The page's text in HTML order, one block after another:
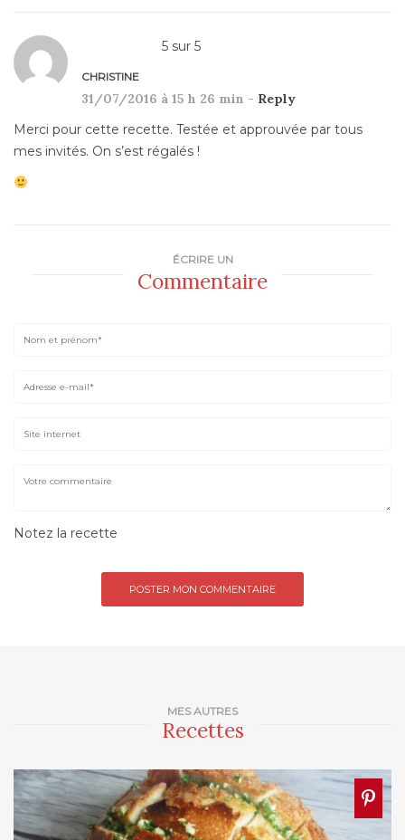
MES AUTRES
Recettes
5 sur 5
CHRISTINE
31/07/2016 à 15 h 26 min - Reply
Merci pour cette recette. Testée et approuvée par tous
mes invités. On s’est régalés !
ÉCRIRE UN
Commentaire
Notez la recette